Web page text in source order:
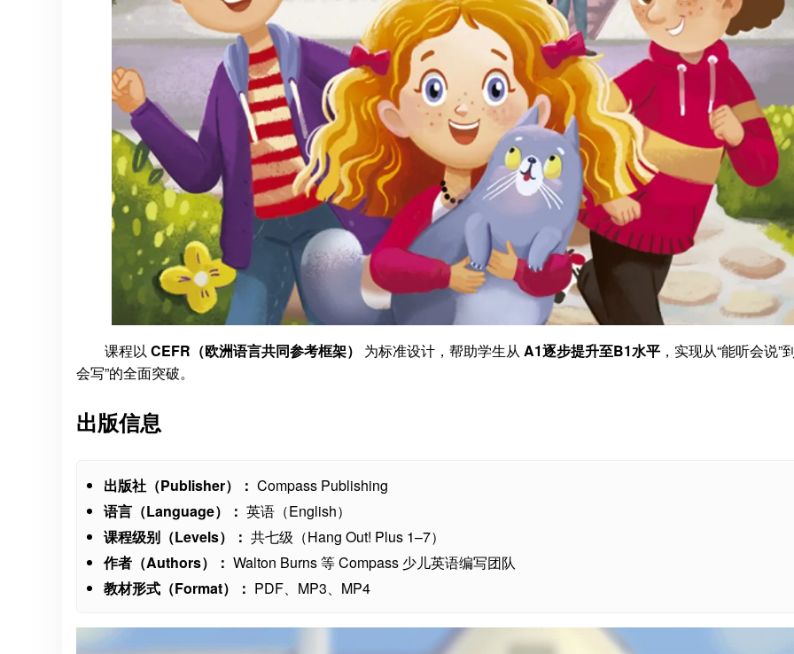
课程以 CEFR（欧洲语言共同参考框架） 为标准设计，帮助学生从 A1逐步提升至B1水平 ，实现从“能听会说”
会写”的全面突破。
出版信息
出版社（Publisher）： Compass Publishing
语言（Language）： 英语（English）
课程级别（Levels）： 共七级（Hang Out! Plus 1–7）
作者（Authors）： Walton Burns 等 Compass 少儿英语编写团队
教材形式（Format）： PDF、MP3、MP4